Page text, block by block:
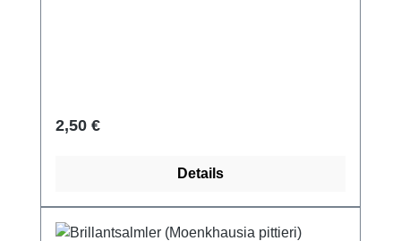
Regulärer Preis:
2,50 €
Details